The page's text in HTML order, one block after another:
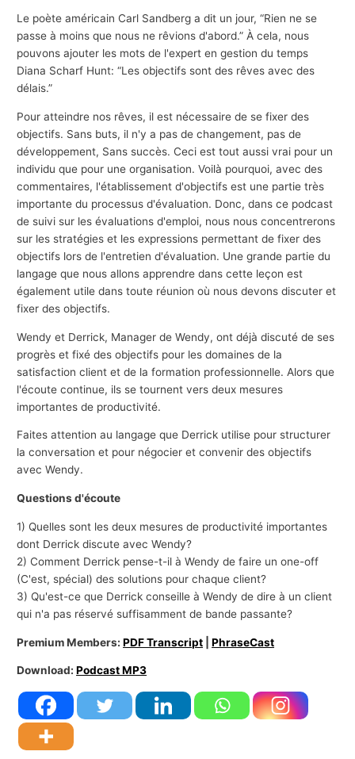
Le poète américain Carl Sandberg a dit un jour, “Rien ne se
passe à moins que nous ne rêvions d'abord.” À cela, nous
pouvons ajouter les mots de l'expert en gestion du temps
Diana Scharf Hunt: “Les objectifs sont des rêves avec des
délais.”
Pour atteindre nos rêves, il est nécessaire de se fixer des
objectifs. Sans buts, il n'y a pas de changement, pas de
développement, Sans succès. Ceci est tout aussi vrai pour un
individu que pour une organisation. Voilà pourquoi, avec des
commentaires, l'établissement d'objectifs est une partie très
importante du processus d'évaluation. Donc, dans ce podcast
de suivi sur les évaluations d'emploi, nous nous concentrerons
sur les stratégies et les expressions permettant de fixer des
objectifs lors de l'entretien d'évaluation. Une grande partie du
langage que nous allons apprendre dans cette leçon est
également utile dans toute réunion où nous devons discuter et
fixer des objectifs.
Wendy et Derrick, Manager de Wendy, ont déjà discuté de ses
progrès et fixé des objectifs pour les domaines de la
satisfaction client et de la formation professionnelle. Alors que
l'écoute continue, ils se tournent vers deux mesures
importantes de productivité.
Faites attention au langage que Derrick utilise pour structurer
la conversation et pour négocier et convenir des objectifs
avec Wendy.
Questions d'écoute
1) Quelles sont les deux mesures de productivité importantes
dont Derrick discute avec Wendy?
2) Comment Derrick pense-t-il à Wendy de faire un one-off
(C'est, spécial) des solutions pour chaque client?
3) Qu'est-ce que Derrick conseille à Wendy de dire à un client
qui n'a pas réservé suffisamment de bande passante?
Premium Members:PDF Transcript |PhraseCast
Download:Podcast MP3
r
e
s